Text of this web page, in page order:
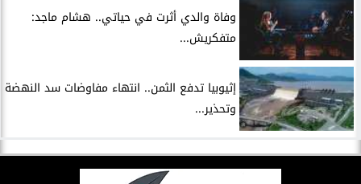
وفاة والدي أثرت في حياتي.. هشام ماجد:
متفكريش...
إثيوبيا تدفع الثمن.. انتهاء مفاوضات سد النهضة
وتحذير...